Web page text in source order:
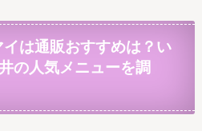
は通販おすすめは？い
の人気メニューを調